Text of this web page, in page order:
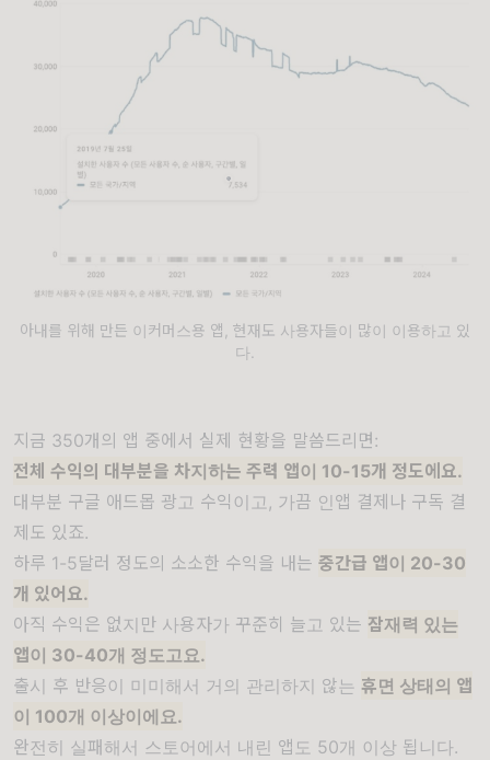
아내를 위해 만든 이커머스용 앱, 현재도 사용자들이 많이 이용하고 있
다.
지금 350개의 앱 중에서 실제 현황을 말씀드리면:
전체 수익의 대부분을 차지하는 주력 앱이 10-15개 정도에요.
대부분 구글 애드몹 광고 수익이고, 가끔 인앱 결제나 구독 결
제도 있죠.
하루 1-5달러 정도의 소소한 수익을 내는 중간급 앱이 20-30
개 있어요.
아직 수익은 없지만 사용자가 꾸준히 늘고 있는 잠재력 있는
앱이 30-40개 정도고요.
출시 후 반응이 미미해서 거의 관리하지 않는 휴면 상태의 앱
이 100개 이상이에요.
완전히 실패해서 스토어에서 내린 앱도 50개 이상 됩니다.